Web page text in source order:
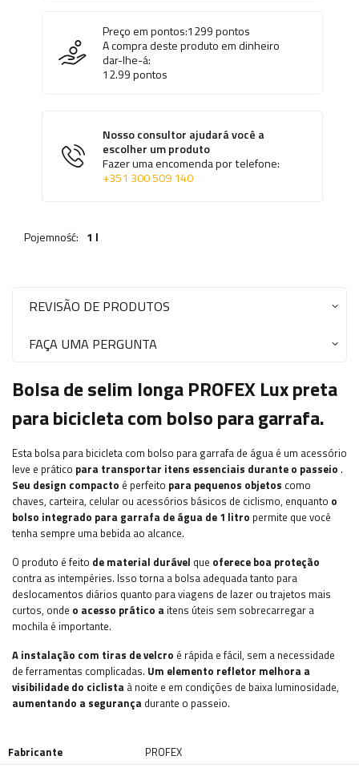
Preço em pontos:1299pontos
A compra deste produto em dinheiro
dar-lhe-á:
12.99pontos
Nosso consultor ajudará você a
escolher um produto
Fazer uma encomenda por telefone:
+351 300 509 140
Pojemność: 1 l
REVISÃO DE PRODUTOS
FAÇA UMA PERGUNTA
Bolsa de selim longa PROFEX Lux preta
para bicicleta com bolso para garrafa.
Esta bolsa para bicicleta com bolso para garrafa de água é um acessório
leve e prático para transportar itens essenciais durante o passeio .
Seu design compacto é perfeito para pequenos objetos como
chaves, carteira, celular ou acessórios básicos de ciclismo, enquanto o
bolso integrado para garrafa de água de 1 litro permite que você
tenha sempre uma bebida ao alcance.
O produto é feito de material durável que oferece boa proteção
contra as intempéries. Isso torna a bolsa adequada tanto para
deslocamentos diários quanto para viagens de lazer ou trajetos mais
curtos, onde o acesso prático a itens úteis sem sobrecarregar a
mochila é importante.
A instalação com tiras de velcro é rápida e fácil, sem a necessidade
de ferramentas complicadas. Um elemento refletor melhora a
visibilidade do ciclista à noite e em condições de baixa luminosidade,
aumentando a segurança durante o passeio.
Fabricante
PROFEX